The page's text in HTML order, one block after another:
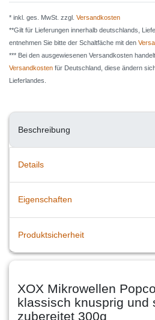
* inkl. ges. MwSt. zzgl. Versandkosten
**Gilt für Lieferungen innerhalb deutschlands,
entnehmen Sie bitte der Schaltfäche mit den
*** Bei den ausgewiesenen Versandkosten
Versandkosten für Deutschland, diese ändern
Lieferlandes.
Beschreibung
Details
Eigenschaften
Produktsicherheit
XOX Mikrowellen
klassisch knusprig und
zubereitet 300g